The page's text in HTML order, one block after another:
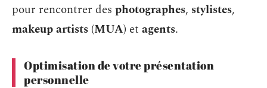
pour rencontrer des photographes, stylistes,
makeup artists (MUA) et agents.
Optimisation de votre présentation
personnelle